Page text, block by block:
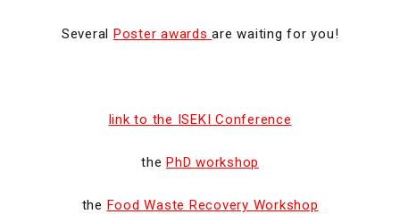
Several Poster awardsare waiting for you!
link to the ISEKI Conference
the PhD workshop
the Food Waste Recovery Workshop